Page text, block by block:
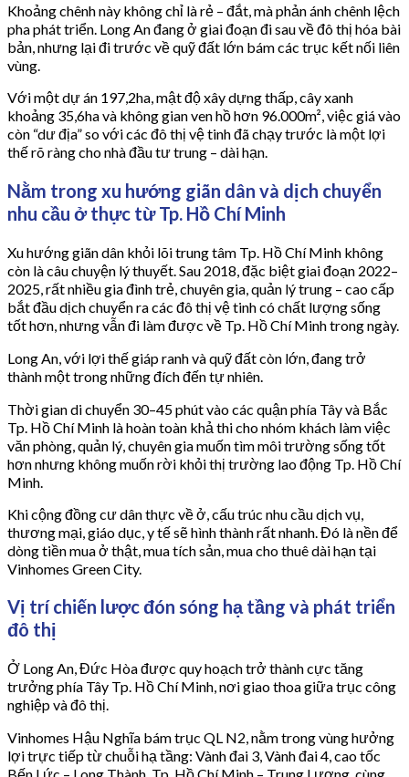
Khoảng chênh này không chỉ là rẻ – đắt, mà phản ánh chênh lệch
pha phát triển. Long An đang ở giai đoạn đi sau về đô thị hóa bài
bản, nhưng lại đi trước về quỹ đất lớn bám các trục kết nối liên
vùng.
Với một dự án 197,2ha, mật độ xây dựng thấp, cây xanh
khoảng 35,6ha và không gian ven hồ hơn 96.000m², việc giá vào
còn “dư địa” so với các đô thị vệ tinh đã chạy trước là một lợi
thế rõ ràng cho nhà đầu tư trung – dài hạn.
Nằm trong xu hướng giãn dân và dịch chuyển
nhu cầu ở thực từ Tp. Hồ Chí Minh
Xu hướng giãn dân khỏi lõi trung tâm Tp. Hồ Chí Minh không
còn là câu chuyện lý thuyết. Sau 2018, đặc biệt giai đoạn 2022–
2025, rất nhiều gia đình trẻ, chuyên gia, quản lý trung – cao cấp
bắt đầu dịch chuyển ra các đô thị vệ tinh có chất lượng sống
tốt hơn, nhưng vẫn đi làm được về Tp. Hồ Chí Minh trong ngày.
Long An, với lợi thế giáp ranh và quỹ đất còn lớn, đang trở
thành một trong những đích đến tự nhiên.
Thời gian di chuyển 30–45 phút vào các quận phía Tây và Bắc
Tp. Hồ Chí Minh là hoàn toàn khả thi cho nhóm khách làm việc
văn phòng, quản lý, chuyên gia muốn tìm môi trường sống tốt
hơn nhưng không muốn rời khỏi thị trường lao động Tp. Hồ Chí
Minh.
Khi cộng đồng cư dân thực về ở, cấu trúc nhu cầu dịch vụ,
thương mại, giáo dục, y tế sẽ hình thành rất nhanh. Đó là nền để
dòng tiền mua ở thật, mua tích sản, mua cho thuê dài hạn tại
Vinhomes Green City.
Vị trí chiến lược đón sóng hạ tầng và phát triển
đô thị
Ở Long An, Đức Hòa được quy hoạch trở thành cực tăng
trưởng phía Tây Tp. Hồ Chí Minh, nơi giao thoa giữa trục công
nghiệp và đô thị.
Vinhomes Hậu Nghĩa bám trục QL N2, nằm trong vùng hưởng
lợi trực tiếp từ chuỗi hạ tầng: Vành đai 3, Vành đai 4, cao tốc
Bến Lức – Long Thành, Tp. Hồ Chí Minh – Trung Lương, cùng